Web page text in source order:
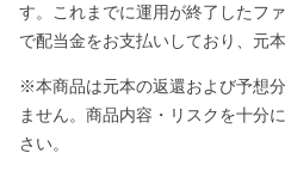
す。これまでに運用が終了したフ
で配当金をお支払いしており、元
※本商品は元本の返還および予想
ません。商品内容・リスクを十分
さい。